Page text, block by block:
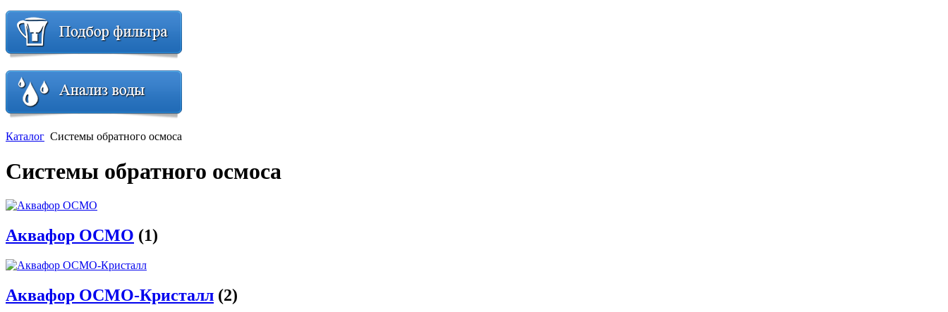
Каталог Системы обратного осмоса
Системы обратного осмоса
Аквафор ОСМО (1)
Аквафор ОСМО-Кристалл (2)